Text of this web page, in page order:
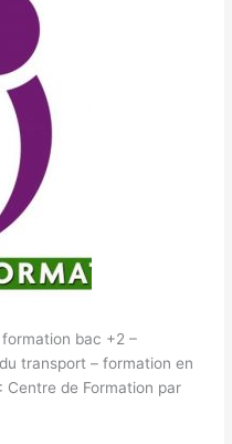
bac +2 –
transport – formation en
Centre de Formation par